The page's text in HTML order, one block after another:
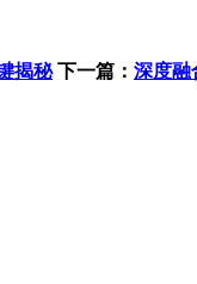
揭秘 下一篇： 深度融